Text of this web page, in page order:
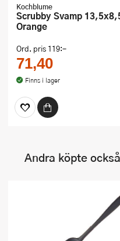
Kochblume
Scrubby Svamp 13,5x8,5 cm
Orange
Ord. pris 119:-
71,40
Finns i lager
Andra köpte också